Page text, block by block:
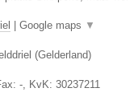
Google maps ▼
(Gelderland)
-, KvK: 30237211